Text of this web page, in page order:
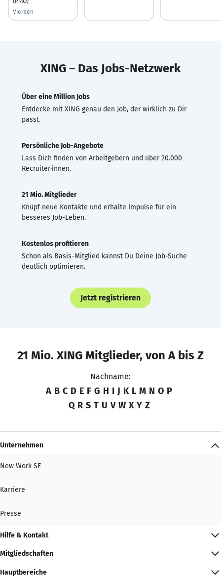
Viersen
XING – Das Jobs-Netzwerk
Über eine Million Jobs
Entdecke mit XING genau den Job, der wirklich zu Dir
passt.
Persönliche Job-Angebote
Lass Dich finden von Arbeitgebern und über 20.000
Recruiter·innen.
21 Mio. Mitglieder
Knüpf neue Kontakte und erhalte Impulse für ein
besseres Job-Leben.
Kostenlos profitieren
Schon als Basis-Mitglied kannst Du Deine Job-Suche
deutlich optimieren.
Jetzt registrieren
21 Mio. XING Mitglieder, von A bis Z
Nachname:
A B C D E F G H I J K L M N O P
Q R S T U V W X Y Z
Unternehmen
New Work SE
Karriere
Presse
Hilfe & Kontakt
Mitgliedschaften
Hauptbereiche